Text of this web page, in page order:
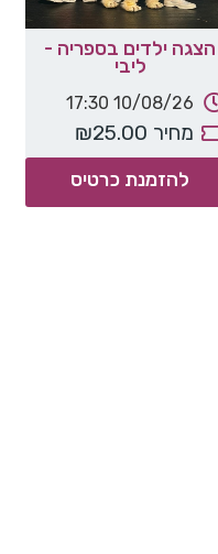
הצגה ילדים בספריה -
ליבי
10/08/26
17:30
מחיר
להזמנת כרטיס